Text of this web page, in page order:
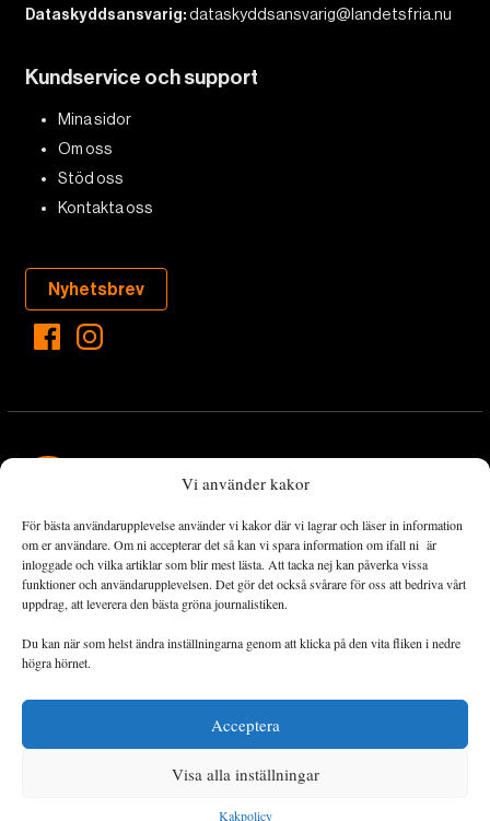
Vi använder kakor
För bästa användarupplevelse använder vi kakor där vi lagrar och läser in information
om er användare. Om ni accepterar det så kan vi spara information om ifall ni är
inloggade och vilka artiklar som blir mest lästa. Att tacka nej kan påverka vissa
funktioner och användarupplevelsen. Det gör det också svårare för oss att bedriva vårt
uppdrag, att leverera den bästa gröna journalistiken.
Du kan när som helst ändra inställningarna genom att klicka på den vita fliken i nedre
högra hörnet.
Acceptera
Visa alla inställningar
Kakpolicy
Dataskyddsansvarig:dataskyddsansvarig@landetsfria.nu
Kundservice och support
Mina sidor
Om oss
Stöd oss
Kontakta oss
Nyhetsbrev
Landets Fria Tidning är en nyhetstidning med bred bevakning av
det viktigaste som händer lokalt och globalt och med fokus på
omställningsrörelsen. En omställning till ett hållbart samhälle går
både via starka och lika rättigheter för alla människor, minskade
ekonomiska och sociala klyftor, samt utrymme för allt levande att
utvecklas och frodas.